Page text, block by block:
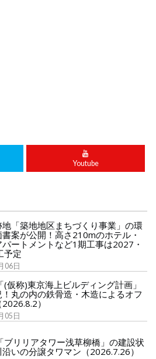
Youtube
「築地地区まちづくり事業」の環
案が公開！高さ210mのホテル・
ートメントなど1期工事は2027・
予定
06日
仮称)東京海上ビルディング計画」
丸の内の鉄骨造・木造によるオフ
）
05日
ブリリアタワー浅草柳橋」の建設状
いの分譲タワマン（2026.7.26）